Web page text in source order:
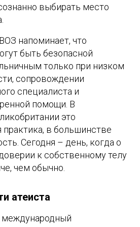
выбирать место
напоминает, что
быть безопасной
только при низком
сопровождении
специалиста и
помощи. В
это
практика, в большинстве
Сегодня – день, когда о
к собственному телу
чем обычно.
атеиста
международный